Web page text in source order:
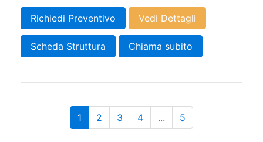
Richiedi Preventivo Vedi Dettagli
Scheda Struttura Chiama subito
1 2 3 4 ... 5